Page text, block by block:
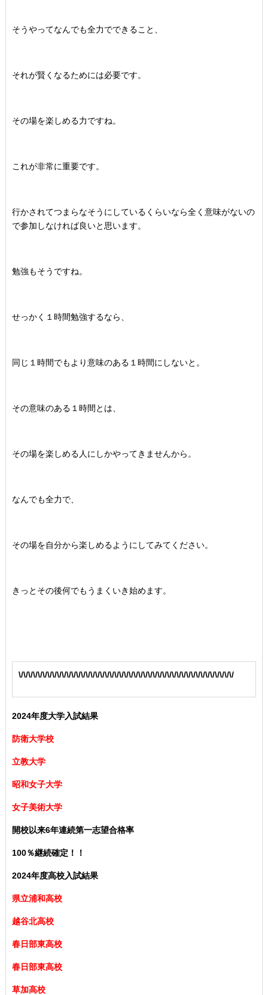
そうやってなんでも全力でできること、
それが賢くなるためには必要です。
その場を楽しめる力ですね。
これが非常に重要です。
行かされてつまらなそうにしているくらいなら全く意味がないの
で参加しなければ良いと思います。
勉強もそうですね。
せっかく１時間勉強するなら、
同じ１時間でもより意味のある１時間にしないと。
その意味のある１時間とは、
その場を楽しめる人にしかやってきませんから。
なんでも全力で、
その場を自分から楽しめるようにしてみてください。
きっとその後何でもうまくいき始めます。
\/\/\/\/\/\/\/\/\/\/\/\/\/\/\/\/\/\/\/\/\/\/\/\/\/\/\/\/\/\/\/\/\/\/\/\/\/\/\/\/\/\/\/\/\/
2024年度大学入試結果
防衛大学校
立教大学
昭和女子大学
女子美術大学
開校以来6年連続第一志望合格率
100％継続確定！！
2024年度高校入試結果
県立浦和高校
越谷北高校
春日部東高校
春日部東高校
草加高校